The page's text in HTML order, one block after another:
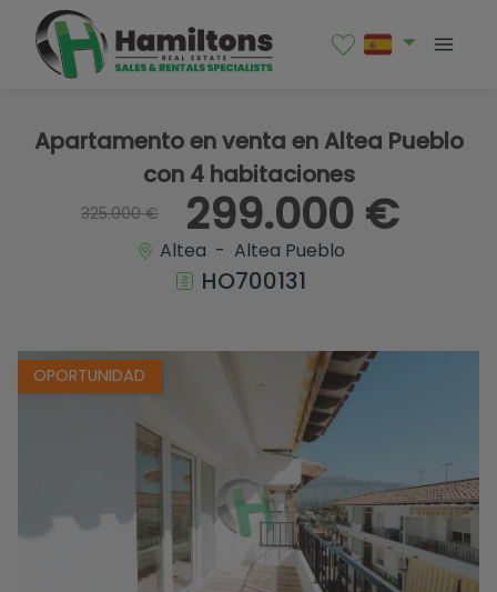
Apartamento en venta en Altea Pueblo
con 4 habitaciones
325.000 € 299.000 €
Altea - Altea Pueblo
HO700131
OPORTUNIDAD
1 / 29